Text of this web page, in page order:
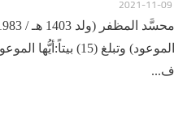
الموعود) وتبلغ (15)
ف...